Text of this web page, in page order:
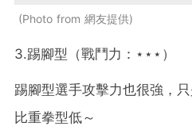
Photo from 網友提供
3.踢腳型（戰鬥力：⋆⋆⋆）
踢腳型選手攻擊力也很強，
比重拳型低～